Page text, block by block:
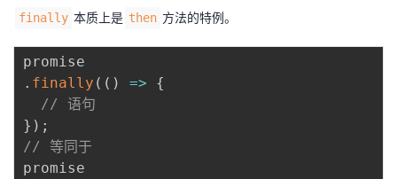
finally 本质上是 then 方法的特例。
. finally ( ( ) =>
{
// 语句
} ) ;
// 等同于